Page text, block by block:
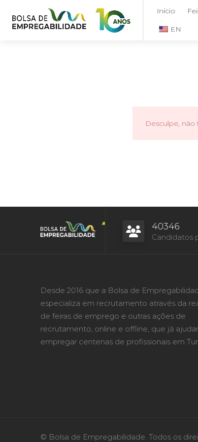
Início
EN
Desculpe, não
40346
Candidatos
Desde 2016 que a Bolsa de
especializa em recrutamento através da
de feiras de emprego e outras ações de
recrutamento, online e offline, que já
empregar centenas de profissionais em
© Bolsa de Empregabilidade. Todos os